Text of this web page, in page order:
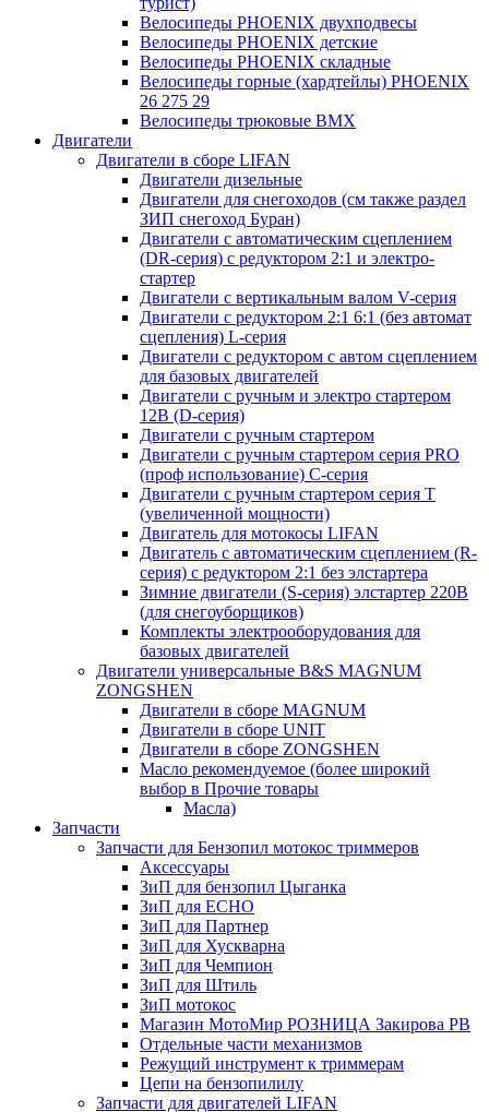
Велосипеды PHOENIX двухподвесы
Велосипеды PHOENIX детские
Велосипеды PHOENIX складные
Велосипеды горные (хардтейлы) PHOENIX
26 275 29
Велосипеды трюковые BMX
Двигатели
Двигатели в сборе LIFAN
Двигатели дизельные
Двигатели для снегоходов (см также раздел
ЗИП снегоход Буран)
Двигатели с автоматическим сцеплением
(DR-серия) с редуктором 2:1 и электро-
стартер
Двигатели с вертикальным валом V-серия
Двигатели с редуктором 2:1 6:1 (без автомат
сцепления) L-серия
Двигатели с редуктором с автом сцеплением
для базовых двигателей
Двигатели с ручным и электро стартером
12В (D-серия)
Двигатели с ручным стартером
Двигатели с ручным стартером серия PRO
(проф использование) C-серия
Двигатели с ручным стартером серия Т
(увеличенной мощности)
Двигатель для мотокосы LIFAN
Двигатель с автоматическим сцеплением (R-
серия) с редуктором 2:1 без элстартера
Зимние двигатели (S-серия) элстартер 220В
(для снегоуборщиков)
Комплекты электрооборудования для
базовых двигателей
Двигатели универсальные B&S MAGNUM
ZONGSHEN
Двигатели в сборе MAGNUM
Двигатели в сборе UNIT
Двигатели в сборе ZONGSHEN
Масло рекомендуемое (более широкий
выбор в Прочие товары
Масла)
Запчасти
Запчасти для Бензопил мотокос триммеров
Аксессуары
ЗиП для бензопил Цыганка
ЗиП для ЕСНО
ЗиП для Партнер
ЗиП для Хускварна
ЗиП для Чемпион
ЗиП для Штиль
ЗиП мотокос
Магазин МотоМир РОЗНИЦА Закирова РВ
Отдельные части механизмов
Режущий инструмент к триммерам
Цепи на бензопилилу
Запчасти для двигателей LIFAN